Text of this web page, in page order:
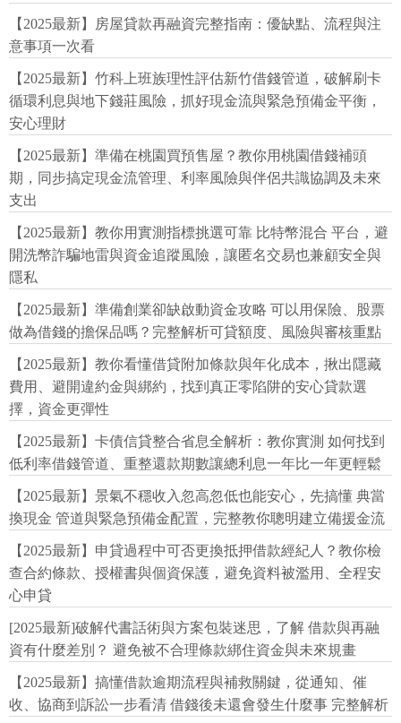
【2025最新】房屋貸款再融資完整指南：優缺點、流程與注
意事項一次看
【2025最新】竹科上班族理性評估新竹借錢管道，破解刷卡
循環利息與地下錢莊風險，抓好現金流與緊急預備金平衡，
安心理財
【2025最新】準備在桃園買預售屋？教你用桃園借錢補頭
期，同步搞定現金流管理、利率風險與伴侶共識協調及未來
支出
【2025最新】教你用實測指標挑選可靠 比特幣混合 平台，避
開洗幣詐騙地雷與資金追蹤風險，讓匿名交易也兼顧安全與
隱私
【2025最新】準備創業卻缺啟動資金攻略 可以用保險、股票
做為借錢的擔保品嗎？完整解析可貸額度、風險與審核重點
【2025最新】教你看懂借貸附加條款與年化成本，揪出隱藏
費用、避開違約金與綁約，找到真正零陷阱的安心貸款選
擇，資金更彈性
【2025最新】卡債信貸整合省息全解析：教你實測 如何找到
低利率借錢管道、重整還款期數讓總利息一年比一年更輕鬆
【2025最新】景氣不穩收入忽高忽低也能安心，先搞懂 典當
換現金 管道與緊急預備金配置，完整教你聰明建立備援金流
【2025最新】申貸過程中可否更換抵押借款經紀人？教你檢
查合約條款、授權書與個資保護，避免資料被濫用、全程安
心申貸
[2025最新]破解代書話術與方案包裝迷思，了解 借款與再融
資有什麼差別？ 避免被不合理條款綁住資金與未來規畫
【2025最新】搞懂借款逾期流程與補救關鍵，從通知、催
收、協商到訴訟一步看清 借錢後未還會發生什麼事 完整解析